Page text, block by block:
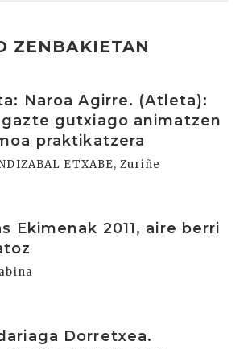
ZENBAKIETAN
Naroa Agirre. (Atleta):
gutxiago animatzen
praktikatzera
ETXABE, Zuriñe
Ekimenak 2011, aire berri
Dorretxea.